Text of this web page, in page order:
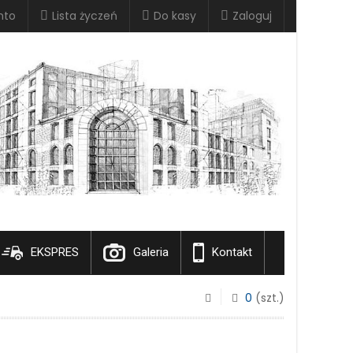
Lista życzeń Do kasy Zaloguj
EKSPRES Galeria Kontakt
0 (szt.)